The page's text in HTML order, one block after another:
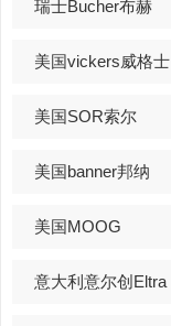
瑞士Bucher布赫
美国vickers威格士
美国SOR索尔
美国banner邦纳
美国MOOG
意大利意尔创Eltra